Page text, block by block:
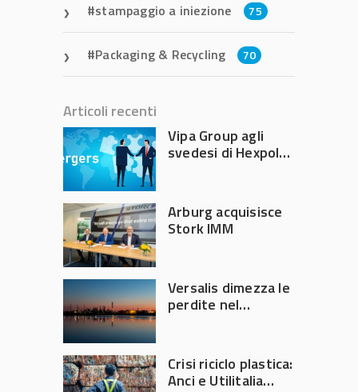
stampaggio a iniezione 75
Packaging & Recycling 70
Articoli recenti
Vipa Group agli
svedesi di Hexpol
Arburg acquisisce
Stork IMM
Versalis dimezza le
perdite nel
Crisi riciclo plastica:
Anci e Utilitalia